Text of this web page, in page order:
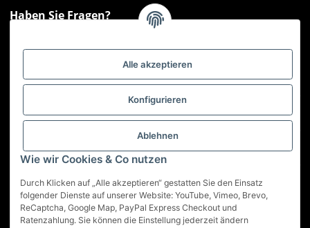
Alle akzeptieren
Konfigurieren
Ablehnen
Wie wir Cookies & Co nutzen
Durch Klicken auf „Alle akzeptieren“ gestatten Sie den Einsatz
folgender Dienste auf unserer Website: YouTube, Vimeo, Brevo,
ReCaptcha, Google Map, PayPal Express Checkout und
Ratenzahlung. Sie können die Einstellung jederzeit ändern
Haben Sie Fragen?
Montag - Freitag: 09:00 - 17:00 Uhr
Hotline 📞
Gesetzliche Informationen
Service
Vertrag widerrufen